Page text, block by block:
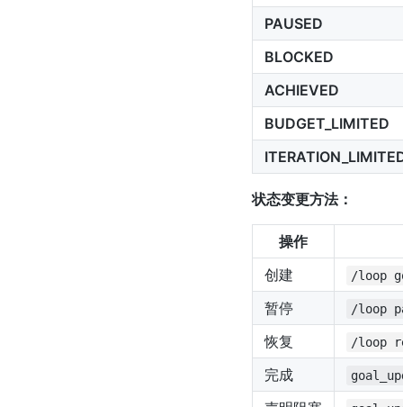
PAUSED
BLOCKED
ACHIEVED
BUDGET_LIMITED
状态变更方法：
操作
创建
/loop
暂停 /loop
恢复 /loop
完成